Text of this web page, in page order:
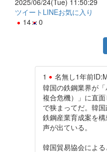
2025/06/24(Tue) 11:50:29
ツイート LINEお気に入り
14
0
1 名無し1年前
韓国の鉄鋼業界が
複合危機）」に直
で狭まってだ。韓
鉄鋼産業育成案を
声が出ている。
韓国貿易協会によ